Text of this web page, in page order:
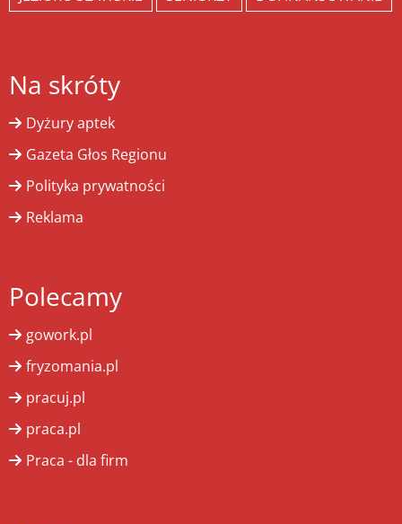
Na skróty
Dyżury aptek
Gazeta Głos Regionu
Polityka prywatności
Reklama
Polecamy
gowork.pl
fryzomania.pl
pracuj.pl
praca.pl
Praca - dla firm